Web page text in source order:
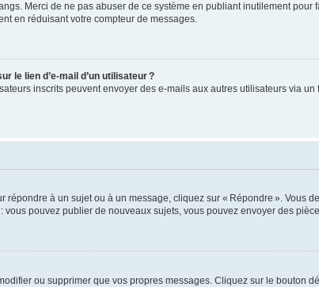
Merci de ne pas abuser de ce système en publiant inutilement
en réduisant votre compteur de messages.
le lien d’e-mail d’un utilisateur ?
inscrits peuvent envoyer des e-mails aux autres utilisateurs via
répondre à un sujet ou à un message, cliquez sur « Répondre ». Vous
pouvez publier de nouveaux sujets, vous pouvez envoyer des
ou supprimer que vos propres messages. Cliquez sur le bouton